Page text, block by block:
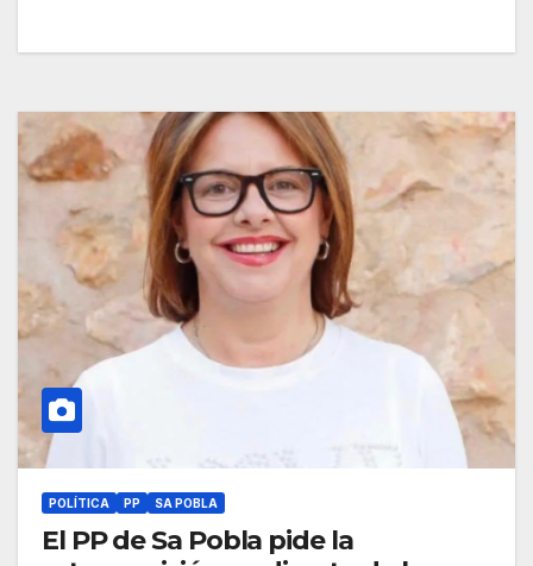
POLÍTICA PP SA POBLA
El PP de Sa Pobla pide la